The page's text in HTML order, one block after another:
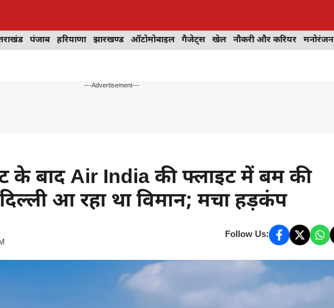
पंजाब हरियाणा झारखण्ड ऑटोमोबाइल गैजेट्स खेल नौकरी और करियर मनोरंजन
---Advertisement---
के बाद Air India की फ्लाइट में बम की
आ रहा था विमान; मचा हड़कंप
Follow Us: